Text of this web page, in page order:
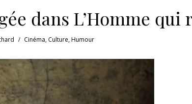
dans L’Homme qui
Cinéma, Culture,Humour